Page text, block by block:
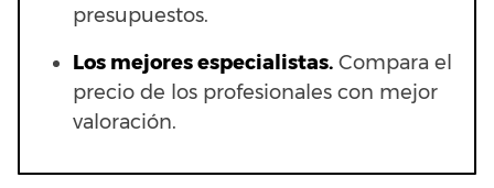
presupuestos.
Los mejores especialistas. Compara el
precio de los profesionales con mejor
valoración.